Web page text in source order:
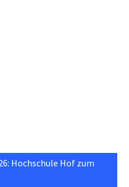
Hochschule Hof zum